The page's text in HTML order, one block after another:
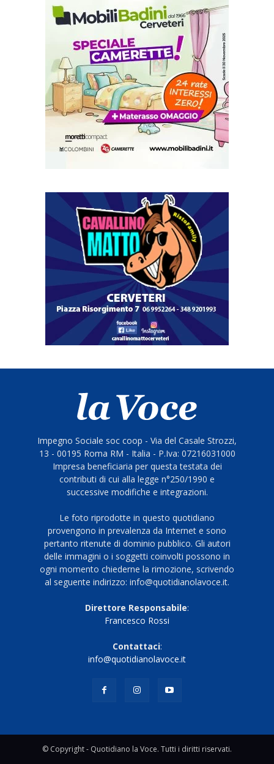
Impegno Sociale soc coop - Via del Casale Strozzi,
13 - 00195 Roma RM - Italia - P.Iva: 07216031000
Impresa beneficiaria per questa testata dei
contributi di cui alla legge n°250/1990 e
successive modifiche e integrazioni.
Le foto riprodotte in questo quotidiano
provengono in prevalenza da Internet e sono
pertanto ritenute di dominio pubblico. Gli autori
delle immagini o i soggetti coinvolti possono in
ogni momento chiederne la rimozione, scrivendo
al seguente indirizzo: info@quotidianolavoce.it.
Direttore Responsabile:
Francesco Rossi
Contattaci:
info@quotidianolavoce.it
© Copyright - Quotidiano la Voce. Tutti i diritti riservati.